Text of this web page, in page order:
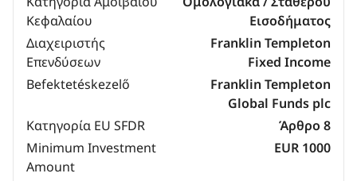
Κεφαλαίου
Εισοδήματος
Διαχειριστής
Επενδύσεων
Franklin Templeton
Fixed Income
Befektetéskezelő
Franklin Templeton
Global Funds plc
Κατηγορία EU SFDR
Άρθρο 8
Minimum Investment
Amount
EUR 1000